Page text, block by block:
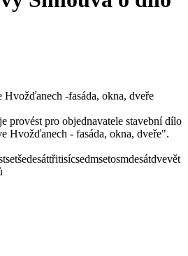
Hvožďanech -fasáda, okna, dveře
provést pro objednavatele stavební dílo
Hvožďanech - fasáda, okna, dveře".